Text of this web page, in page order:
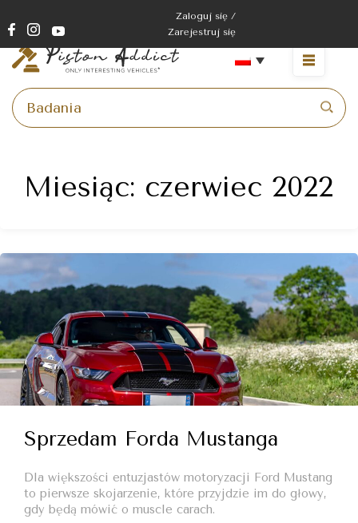
treści
Zaloguj się /
Zarejestruj się
Menu
Miesiąc: czerwiec 2022
Sprzedam Forda Mustanga
Dla większości entuzjastów motoryzacji Ford Mustang
to pierwsze skojarzenie, które przyjdzie im do głowy,
gdy będą mówić o muscle carach.